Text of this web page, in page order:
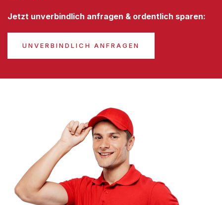
Jetzt unverbindlich anfragen & ordentlich sparen:
UNVERBINDLICH ANFRAGEN